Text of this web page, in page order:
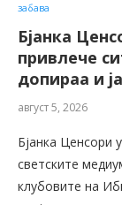
забава
Бјанка
привлече
допираа и
август 5, 2026
Бјанка Ценсори
светските
клубовите на